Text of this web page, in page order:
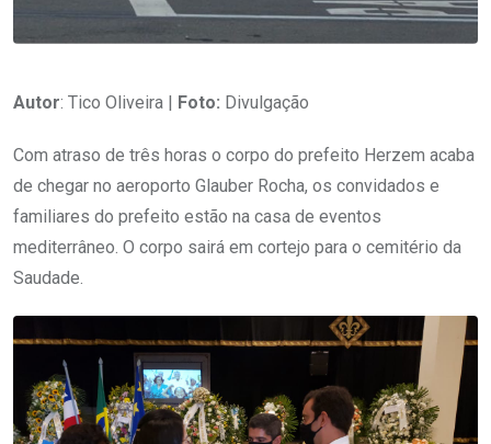
Autor: Tico Oliveira | Foto: Divulgação
Com atraso de três horas o corpo do prefeito Herzem acaba
de chegar no aeroporto Glauber Rocha, os convidados e
familiares do prefeito estão na casa de eventos
mediterrâneo. O corpo sairá em cortejo para o cemitério da
Saudade.